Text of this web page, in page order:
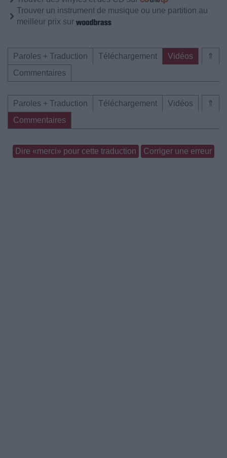
Trouver un instrument de musique ou une partition au
meilleur prix sur
⇑
Paroles + Traduction Téléchargement
Vidéos
Commentaires
⇑
Paroles + Traduction Téléchargement
Vidéos
Commentaires
Dire «merci» pour cette traduction Corriger une erreur